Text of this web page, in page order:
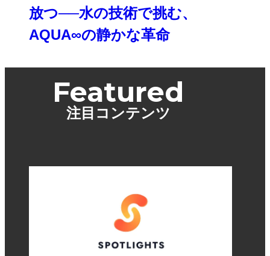
放つ──水の技術で挑む、
AQUA∞の静かな革命
Featured
注目コンテンツ